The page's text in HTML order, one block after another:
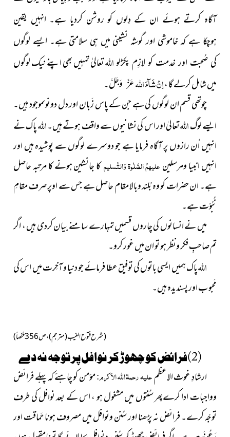
آگاہ کرتے ہوئے ان کے دِلوں کو روشن کردیا ہے۔ انہیں یقین
ہوچکا ہے کہ خاموشی اور گوشہ نشینی میں ہی سلامتی ہے۔ ایسے لوگوں
کی صُحبت اور خدمت کو لازِم پکڑلواللہتعالیٰتمہیں بھی اپنے نیک لوگوں
میں شامل کرلے گا ،اِنْ شَآءَاللہعَزَّ وَجَلَّ۔
چوتھی قسم ان لوگوں کی ہے جن کے پاس زَبان اور دل دونوںموجود ہیں۔
ایسے لوگاللہتعالیٰ اور اس کی نشانیوں سے واقف ہوتے ہیں۔اللہپاک نے
انہیں اُن رازوں پر آگاہ فرمایا ہے جو دوسرے لوگوں سے پوشیدہ ہیں اور
انہیں انبیا ومرسلینعلیہمُ الصَّلٰوۃ وَالتَّسلیمکا جانشین ہونے کا مرتبہ حاصل
ہے۔ ان حضرات کو وہ بُلند وبالا مقام حاصل ہے جس سے اوپر صرف مقامِ
نُبُوّت ہے۔
میں نے انسانوں کی چاروں قسمیں تمہارے سامنے بیان کردی ہیں ، اگر
تم صاحبِ فکر ونظر ہو تو ان میں غور کرو۔
اللہپاک ہمیں ایسی باتوں کی توفیق عطا فرمائے جو دنیا و آخِرت میں اس کی
مَحبو ب اور پسندیدہ ہیں۔
(شرح فتوح الغیب(مترجم)، ص356ملخصاً)
(2)فرائض کو چھوڑ کر نوافل پر توجہ نہ دے
ارشادِ غوث الاعظمعلیہ رحمۃ اللہ الاَکرم :مؤمن کو چاہئے کہ پہلے فرائض
وواجبات ادا کرےپھر سُنتوں میں مشغول ہو ، اس کے بعد نوافل کی طرف
توجّہ کرے۔ فرائض نہ پڑھنا اور سُنن ونوافل میں مصروف ہونا حَماقت اور